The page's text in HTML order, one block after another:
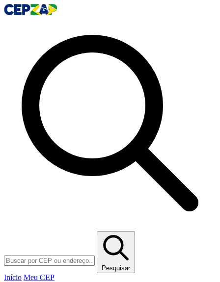
Pesquisar
Início Meu CEP